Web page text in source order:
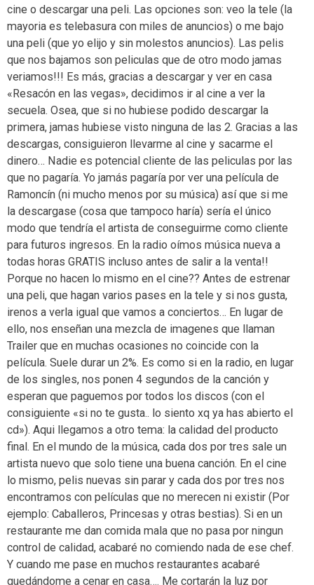
cine o descargar una peli. Las opciones son: veo la tele (la
mayoria es telebasura con miles de anuncios) o me bajo
una peli (que yo elijo y sin molestos anuncios). Las pelis
que nos bajamos son peliculas que de otro modo jamas
veriamos!!! Es más, gracias a descargar y ver en casa
«Resacón en las vegas», decidimos ir al cine a ver la
secuela. Osea, que si no hubiese podido descargar la
primera, jamas hubiese visto ninguna de las 2. Gracias a las
descargas, consiguieron llevarme al cine y sacarme el
dinero… Nadie es potencial cliente de las peliculas por las
que no pagaría. Yo jamás pagaría por ver una película de
Ramoncín (ni mucho menos por su música) así que si me
la descargase (cosa que tampoco haría) sería el único
modo que tendría el artista de conseguirme como cliente
para futuros ingresos. En la radio oímos música nueva a
todas horas GRATIS incluso antes de salir a la venta!!
Porque no hacen lo mismo en el cine?? Antes de estrenar
una peli, que hagan varios pases en la tele y si nos gusta,
irenos a verla igual que vamos a conciertos… En lugar de
ello, nos enseñan una mezcla de imagenes que llaman
Trailer que en muchas ocasiones no coincide con la
película. Suele durar un 2%. Es como si en la radio, en lugar
de los singles, nos ponen 4 segundos de la canción y
esperan que paguemos por todos los discos (con el
consiguiente «si no te gusta.. lo siento xq ya has abierto el
cd»). Aqui llegamos a otro tema: la calidad del producto
final. En el mundo de la música, cada dos por tres sale un
artista nuevo que solo tiene una buena canción. En el cine
lo mismo, pelis nuevas sin parar y cada dos por tres nos
encontramos con películas que no merecen ni existir (Por
ejemplo: Caballeros, Princesas y otras bestias). Si en un
restaurante me dan comida mala que no pasa por ningun
control de calidad, acabaré no comiendo nada de ese chef.
Y cuando me pase en muchos restaurantes acabaré
quedándome a cenar en casa…. Me cortarán la luz por